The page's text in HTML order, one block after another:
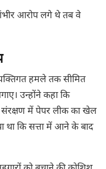
आरोप लगे थे तब वे
हमले तक सीमित
उन्होंने कहा कि
संरक्षण में पेपर लीक का खेल
था कि सत्ता में आने के बाद